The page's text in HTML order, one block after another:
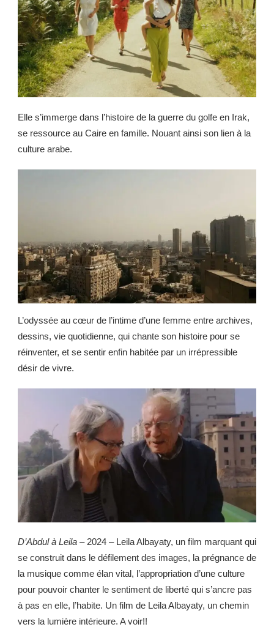
Elle s’immerge dans l’histoire de la guerre du golfe en Irak,
se ressource au Caire en famille. Nouant ainsi son lien à la
culture arabe.
L’odyssée au cœur de l’intime d’une femme entre archives,
dessins, vie quotidienne, qui chante son histoire pour se
réinventer, et se sentir enfin habitée par un irrépressible
désir de vivre.
D’Abdul à Leila – 2024 – Leila Albayaty, un film marquant qui
se construit dans le défilement des images, la prégnance de
la musique comme élan vital, l’appropriation d’une culture
pour pouvoir chanter le sentiment de liberté qui s’ancre pas
à pas en elle, l’habite. Un film de Leila Albayaty, un chemin
vers la lumière intérieure. A voir!!